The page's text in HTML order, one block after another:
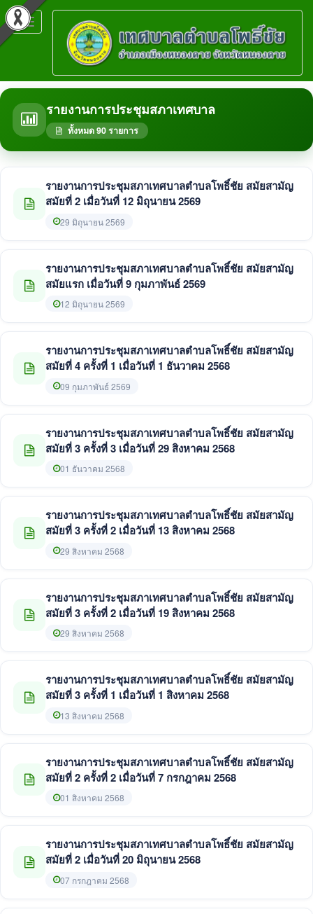
Toggle
navigation
รายงานการประชุมสภาเทศบาล
ทั้งหมด 90 รายการ
รายงานการประชุมสภาเทศบาลตำบลโพธิ์ชัย สมัยสามัญ
สมัยที่ 2 เมื่อวันที่ 12 มิถุนายน 2569
29 มิถุนายน 2569
รายงานการประชุมสภาเทศบาลตำบลโพธิ์ชัย สมัยสามัญ
สมัยแรก เมื่อวันที่ 9 กุมภาพันธ์ 2569
12 มิถุนายน 2569
รายงานการประชุมสภาเทศบาลตำบลโพธิ์ชัย สมัยสามัญ
สมัยที่ 4 ครั้งที่ 1 เมื่อวันที่ 1 ธันวาคม 2568
09 กุมภาพันธ์ 2569
รายงานการประชุมสภาเทศบาลตำบลโพธิ์ชัย สมัยสามัญ
สมัยที่ 3 ครั้งที่ 3 เมื่อวันที่ 29 สิงหาคม 2568
01 ธันวาคม 2568
รายงานการประชุมสภาเทศบาลตำบลโพธิ์ชัย สมัยสามัญ
สมัยที่ 3 ครั้งที่ 2 เมื่อวันที่ 13 สิงหาคม 2568
29 สิงหาคม 2568
รายงานการประชุมสภาเทศบาลตำบลโพธิ์ชัย สมัยสามัญ
สมัยที่ 3 ครั้งที่ 2 เมื่อวันที่ 19 สิงหาคม 2568
29 สิงหาคม 2568
รายงานการประชุมสภาเทศบาลตำบลโพธิ์ชัย สมัยสามัญ
สมัยที่ 3 ครั้งที่ 1 เมื่อวันที่ 1 สิงหาคม 2568
13 สิงหาคม 2568
รายงานการประชุมสภาเทศบาลตำบลโพธิ์ชัย สมัยสามัญ
สมัยที่ 2 ครั้งที่ 2 เมื่อวันที่ 7 กรกฎาคม 2568
01 สิงหาคม 2568
รายงานการประชุมสภาเทศบาลตำบลโพธิ์ชัย สมัยสามัญ
สมัยที่ 2 เมื่อวันที่ 20 มิถุนายน 2568
07 กรกฎาคม 2568